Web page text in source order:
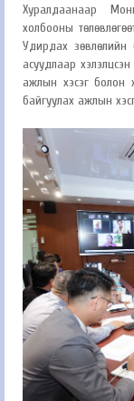
Хуралдаанаар
холбооны
Удирдах зөвлөлийн
асуудлаар
ажлын хэсэг болон
байгуулах ажлын